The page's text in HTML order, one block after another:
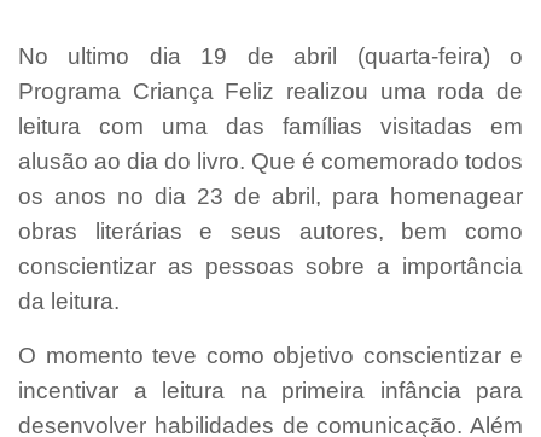
No ultimo dia 19 de abril (quarta-feira) o
Programa Criança Feliz realizou uma roda de
leitura com uma das famílias visitadas em
alusão ao dia do livro. Que é comemorado todos
os anos no dia 23 de abril, para homenagear
obras literárias e seus autores, bem como
conscientizar as pessoas sobre a importância
da leitura.
O momento teve como objetivo conscientizar e
incentivar a leitura na primeira infância para
desenvolver habilidades de comunicação. Além